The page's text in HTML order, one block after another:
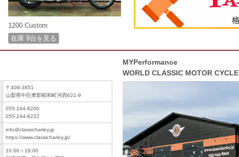
1200 Custom
在庫 9台を見る
〒409-3851
山梨県中巨摩郡昭和町河西621-9
055-244-8200
055-244-8222
info@classicharley.jp
https://www.classicharley.jp/
10:00～18:00
MYPerformance
WORLD CLASSIC MOTOR CYCLE